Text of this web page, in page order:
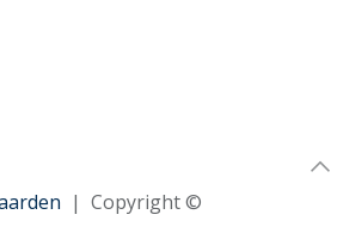
| Copyright ©